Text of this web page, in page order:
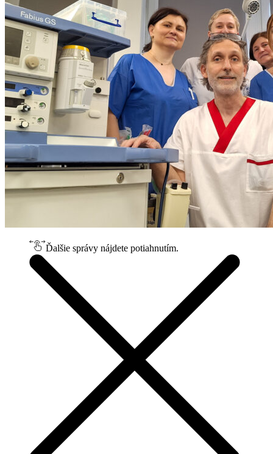
Ďalšie správy nájdete potiahnutím.